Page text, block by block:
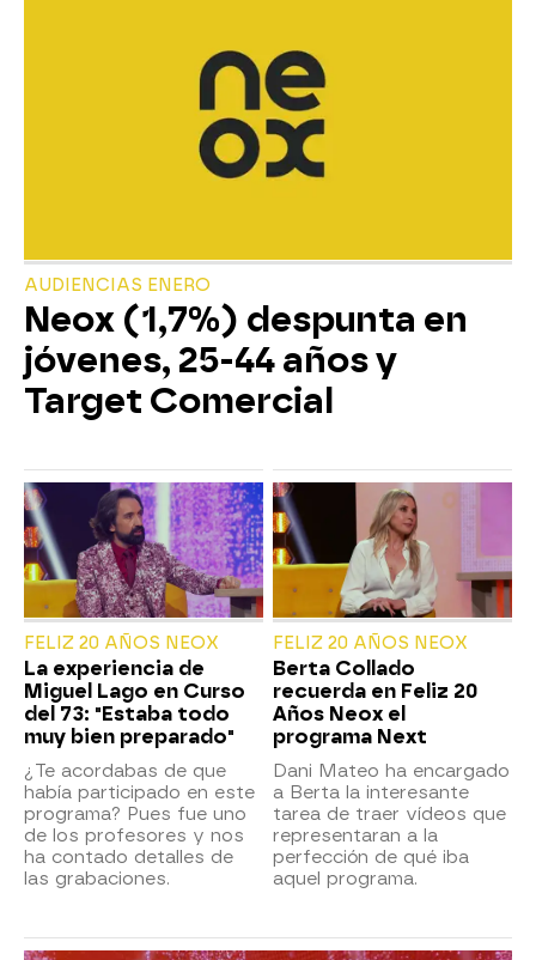
AUDIENCIAS ENERO
Neox (1,7%) despunta en
jóvenes, 25-44 años y
Target Comercial
FELIZ 20 AÑOS NEOX
La experiencia de
Miguel Lago en Curso
del 73: "Estaba todo
muy bien preparado"
¿Te acordabas de que
había participado en este
programa? Pues fue uno
de los profesores y nos
ha contado detalles de
las grabaciones.
FELIZ 20 AÑOS NEOX
Berta Collado
recuerda en Feliz 20
Años Neox el
programa Next
Dani Mateo ha encargado
a Berta la interesante
tarea de traer vídeos que
representaran a la
perfección de qué iba
aquel programa.